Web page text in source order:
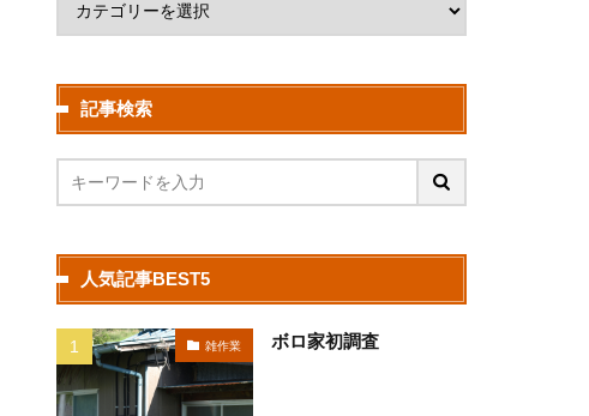
記事検索
人気記事BEST5
雑作業 ボロ家初調査